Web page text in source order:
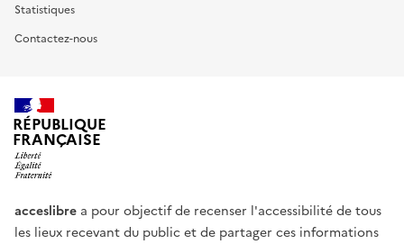
Statistiques
Contactez-nous
RÉPUBLIQUE
FRANÇAISE
acceslibre a pour objectif de recenser l'accessibilité de tous
les lieux recevant du public et de partager ces informations